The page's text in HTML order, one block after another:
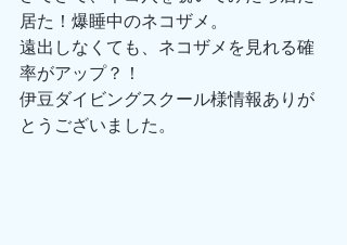
居た！爆睡中のネコザメ。
遠出しなくても、ネコザメを見れる確
率がアップ？！
伊豆ダイビングスクール様情報ありが
とうございました。